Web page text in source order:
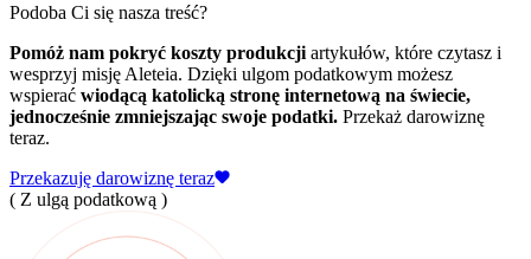
Podoba Ci się nasza treść?
Pomóż nam pokryć koszty produkcji artykułów, które czytasz i
wesprzyj misję Aleteia. Dzięki ulgom podatkowym możesz
wspierać wiodącą katolicką stronę internetową na świecie,
jednocześnie zmniejszając swoje podatki. Przekaż darowiznę
teraz.
Przekazuję darowiznę teraz
( Z ulgą podatkową )